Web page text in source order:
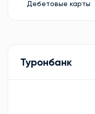
Дебетовые карты
Туронбанк